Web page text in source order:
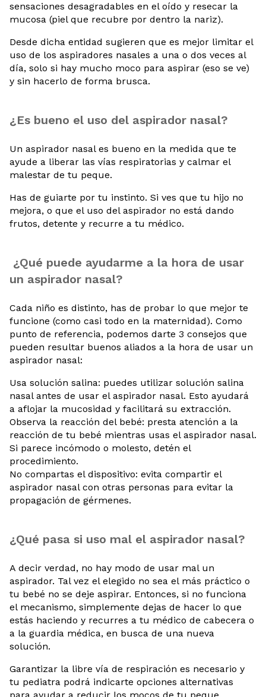
sensaciones desagradables en el oído y resecar la
mucosa (piel que recubre por dentro la nariz).
Desde dicha entidad sugieren que es mejor limitar el
uso de los aspiradores nasales a una o dos veces al
día, solo si hay mucho moco para aspirar (eso se ve)
y sin hacerlo de forma brusca.
¿Es bueno el uso del aspirador nasal?
Un aspirador nasal es bueno en la medida que te
ayude a liberar las vías respiratorias y calmar el
malestar de tu peque.
Has de guiarte por tu instinto. Si ves que tu hijo no
mejora, o que el uso del aspirador no está dando
frutos, detente y recurre a tu médico.
¿Qué puede ayudarme a la hora de usar
un aspirador nasal?
Cada niño es distinto, has de probar lo que mejor te
funcione (como casi todo en la maternidad). Como
punto de referencia, podemos darte 3 consejos que
pueden resultar buenos aliados a la hora de usar un
aspirador nasal:
Usa solución salina: puedes utilizar solución salina
nasal antes de usar el aspirador nasal. Esto ayudará
a aflojar la mucosidad y facilitará su extracción.
Observa la reacción del bebé: presta atención a la
reacción de tu bebé mientras usas el aspirador nasal.
Si parece incómodo o molesto, detén el
procedimiento.
No compartas el dispositivo: evita compartir el
aspirador nasal con otras personas para evitar la
propagación de gérmenes.
¿Qué pasa si uso mal el aspirador nasal?
A decir verdad, no hay modo de usar mal un
aspirador. Tal vez el elegido no sea el más práctico o
tu bebé no se deje aspirar. Entonces, si no funciona
el mecanismo, simplemente dejas de hacer lo que
estás haciendo y recurres a tu médico de cabecera o
a la guardia médica, en busca de una nueva
solución.
Garantizar la libre vía de respiración es necesario y
tu pediatra podrá indicarte opciones alternativas